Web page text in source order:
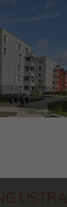
ÜSTRA